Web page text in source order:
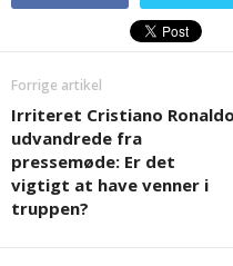
Forrige artikel
Irriteret Cristiano Ronaldo
udvandrede fra
pressemøde: Er det
vigtigt at have venner i
truppen?